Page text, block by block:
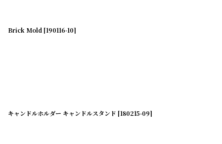
Brick Mold [190116-10]
キャンドルホルダー キャンドルスタンド [180215-09]